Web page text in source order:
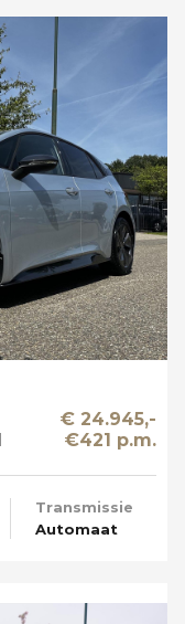
€ 24.945,-
€421 p.m.
Transmissie
Automaat